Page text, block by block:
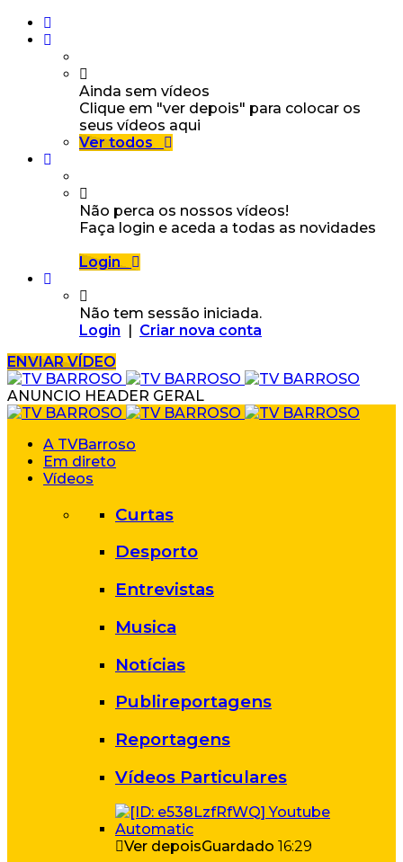
Ainda sem vídeos
Clique em "ver depois" para colocar os
seus vídeos aqui
Ver todos
Não perca os nossos vídeos!
Faça login e aceda a todas as novidades
Login
Não tem sessão iniciada.
Login | Criar nova conta
ENVIAR VÍDEO
ANUNCIO HEADER GERAL
A TVBarroso
Em direto
Vídeos
Curtas
Desporto
Entrevistas
Musica
Notícias
Publireportagens
Reportagens
Vídeos Particulares
Ver depoisGuardado 16:29